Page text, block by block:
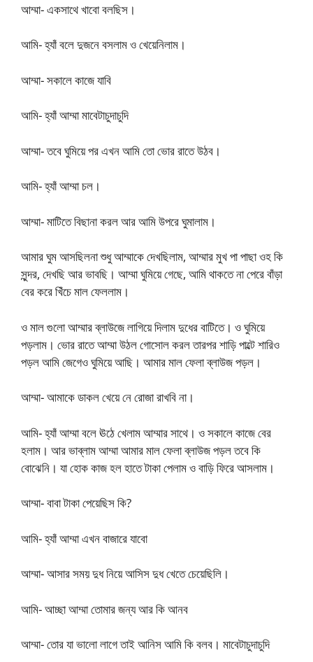
আম্মা- একসাথে খাবো বলছিস।
আমি- হ্যাঁ বলে দুজনে বসলাম ও খেয়েনিলাম।
আম্মা- সকালে কাজে যাবি
আমি- হ্যাঁ আম্মা মাবেটাচুদাচুদি
আম্মা- তবে ঘুমিয়ে পর এখন আমি তো ভোর রাতে উঠব।
আমি- হ্যাঁ আম্মা চল।
আম্মা- মাটিতে বিছানা করল আর আমি উপরে ঘুমালাম।
আমার ঘুম আসছিলনা শুধু আম্মাকে দেখছিলাম, আম্মার মুখ পা পাছা ওহ কি
সুন্দর, দেখছি আর ভাবছি। আম্মা ঘুমিয়ে গেছে, আমি থাকতে না পেরে বাঁড়া
বের করে খিঁচে মাল ফেললাম।
ও মাল গুলো আম্মার ব্লাউজে লাগিয়ে দিলাম দুধের বাটিতে। ও ঘুমিয়ে
পড়লাম। ভোর রাতে আম্মা উঠল গোসোল করল তারপর শাড়ি পাল্টে শারিও
পড়ল আমি জেগেও ঘুমিয়ে আছি। আমার মাল ফেলা ব্লাউজ পড়ল।
আম্মা- আমাকে ডাকল খেয়ে নে রোজা রাখবি না।
আমি- হ্যাঁ আম্মা বলে ঊঠে খেলাম আম্মার সাথে। ও সকালে কাজে বের
হলাম। আর ভাব্লাম আম্মা আমার মাল ফেলা ব্লাউজ পড়ল তবে কি
বোঝেনি। যা হোক কাজ হল হাতে টাকা পেলাম ও বাড়ি ফিরে আসলাম।
আম্মা- বাবা টাকা পেয়েছিস কি?
আমি- হ্যাঁ আম্মা এখন বাজারে যাবো
আম্মা- আসার সময় দুধ নিয়ে আসিস দুধ খেতে চেয়েছিলি।
আমি- আচ্ছা আম্মা তোমার জন্য আর কি আনব
আম্মা- তোর যা ভালো লাগে তাই আনিস আমি কি বলব। মাবেটাচুদাচুদি